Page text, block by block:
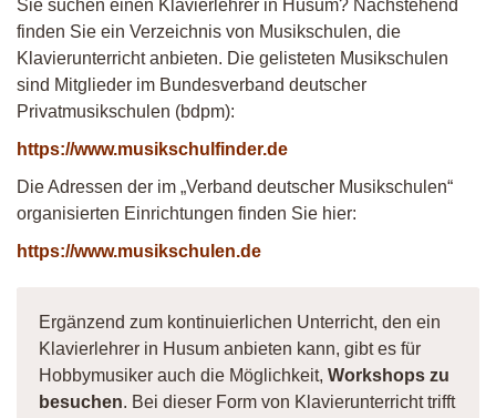
Sie suchen einen Klavierlehrer in Husum? Nachstehend
finden Sie ein Verzeichnis von Musikschulen, die
Klavierunterricht anbieten. Die gelisteten Musikschulen
sind Mitglieder im Bundesverband deutscher
Privatmusikschulen (bdpm):
https://www.musikschulfinder.de
Die Adressen der im „Verband deutscher Musikschulen“
organisierten Einrichtungen finden Sie hier:
https://www.musikschulen.de
Ergänzend zum kontinuierlichen Unterricht, den ein
Klavierlehrer in Husum anbieten kann, gibt es für
Hobbymusiker auch die Möglichkeit, Workshops zu
besuchen. Bei dieser Form von Klavierunterricht trifft